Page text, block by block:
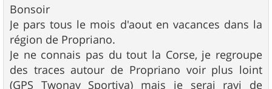
g
e
Bonsoir
Je pars tous le mois d'aout en vacances dans la
région de Propriano.
Je ne connais pas du tout la Corse, je regroupe
des traces autour de Propriano voir plus loint
(GPS Twonav Sportiva) mais je serai ravi de